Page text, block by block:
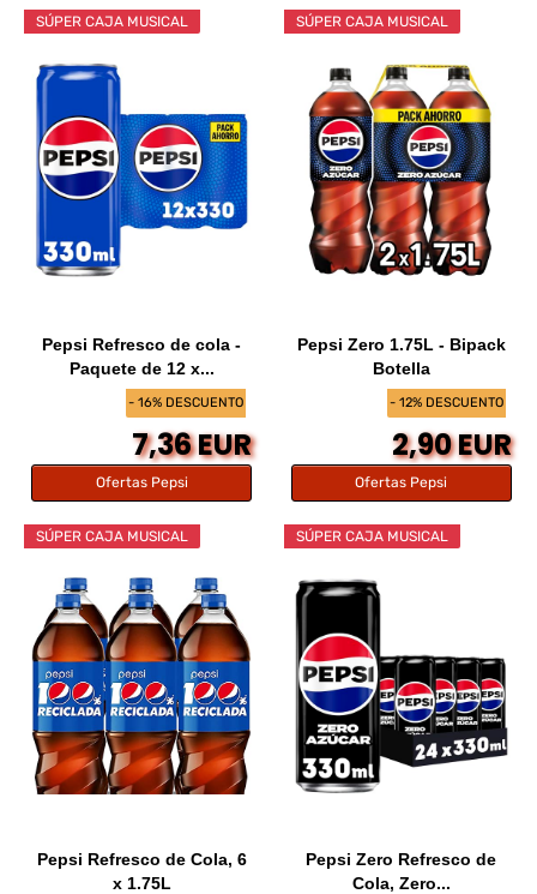
- 16% DESCUENTO
SÚPER CAJA MUSICAL
Pepsi Refresco de cola -
Paquete de 12 x...
7,36 EUR
Ofertas Pepsi
- 12% DESCUENTO
SÚPER CAJA MUSICAL
Pepsi Zero 1.75L - Bipack
Botella
2,90 EUR
Ofertas Pepsi
SÚPER CAJA MUSICAL
Pepsi Refresco de Cola, 6
x 1.75L
SÚPER CAJA MUSICAL
Pepsi Zero Refresco de
Cola, Zero...